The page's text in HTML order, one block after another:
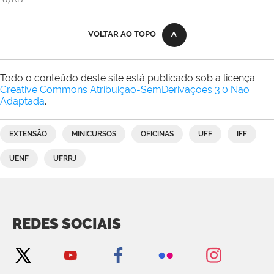
VOLTAR AO TOPO
Todo o conteúdo deste site está publicado sob a licença
Creative Commons Atribuição-SemDerivações 3.0 Não
Adaptada.
EXTENSÃO MINICURSOS OFICINAS UFF IFF
UENF UFRRJ
REDES SOCIAIS